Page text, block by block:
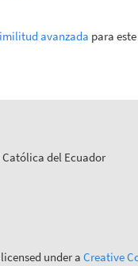
avanzada para
del Ecuador
under a Creative